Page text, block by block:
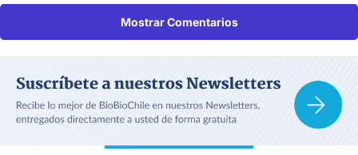
Mostrar Comentarios